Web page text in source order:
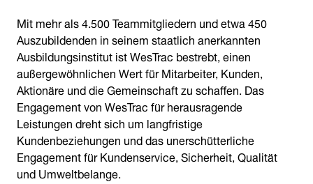
Mit mehr als 4.500 Teammitgliedern und etwa 450
Auszubildenden in seinem staatlich anerkannten
Ausbildungsinstitut ist WesTrac bestrebt, einen
außergewöhnlichen Wert für Mitarbeiter, Kunden,
Aktionäre und die Gemeinschaft zu schaffen. Das
Engagement von WesTrac für herausragende
Leistungen dreht sich um langfristige
Kundenbeziehungen und das unerschütterliche
Engagement für Kundenservice, Sicherheit, Qualität
und Umweltbelange.